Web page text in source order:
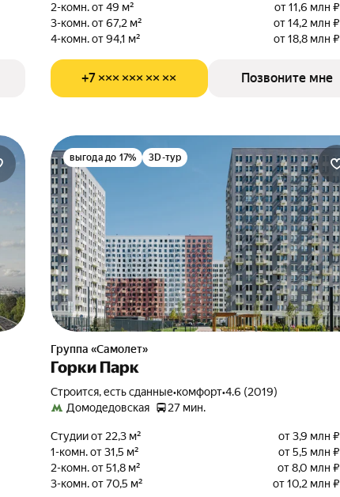
2-комн. от 49 м²
от 11,6 млн ₽
3-комн. от 67,2 м²
от 14,2 млн ₽
4-комн. от 94,1 м²
от 18,8 млн ₽
+7 ××× ××× ×× ×× Позвоните мне
выгода до 17% 3D-тур
Группа «Самолет»
Горки Парк
Строится, есть сданные•комфорт•4.6 (2019)
Домодедовская
27 мин.
Студии от 22,3 м²
от 3,9 млн ₽
1-комн. от 31,5 м²
от 5,5 млн ₽
2-комн. от 51,8 м²
от 8,0 млн ₽
3-комн. от 70,5 м²
от 10,2 млн ₽